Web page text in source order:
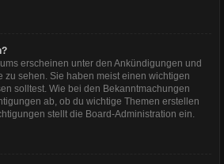
erscheinen unter den Ankündigungen und
zu sehen. Sie haben meist einen wichtigen
solltest. Wie bei den Bekanntmachungen
ab, ob du wichtige Themen erstellen
stellt die Board-Administration ein.